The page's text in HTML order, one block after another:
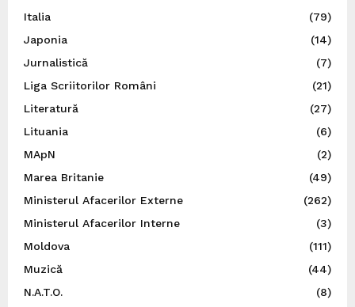
Italia
(79)
Japonia
(14)
Jurnalistică
(7)
Liga Scriitorilor Români
(21)
Literatură
(27)
Lituania
(6)
MApN
(2)
Marea Britanie
(49)
Ministerul Afacerilor Externe
(262)
Ministerul Afacerilor Interne
(3)
Moldova
(111)
Muzică
(44)
N.A.T.O.
(8)